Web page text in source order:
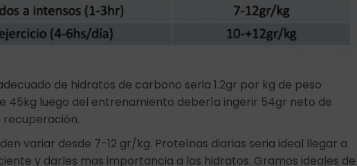
de hidratos de carbono seria 1.2gr por kg de peso
45kg luego del entrenamiento debería ingerir 54gr neto de
variar desde 7-12 gr/kg. Proteínas diarias seria ideal llegar a
y darles mas importancia a los hidratos. Gramos ideales de